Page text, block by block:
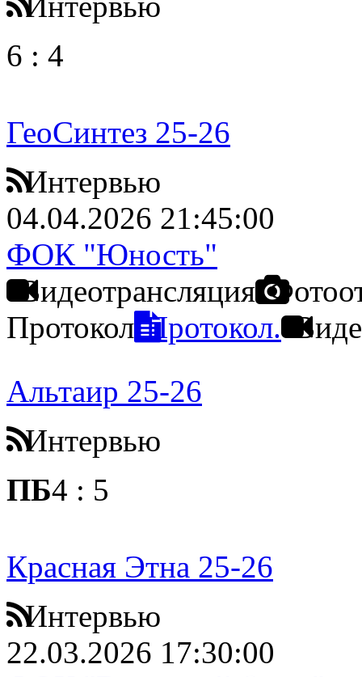
6 : 4
ГеоСинтез 25-26
Интервью
04.04.2026 21:45:00
ФОК "Юность"
Видеотрансляция
Протокол Протокол.
Альтаир 25-26
Интервью
ПБ4 : 5
Красная Этна 25-26
Интервью
22.03.2026 17:30:00